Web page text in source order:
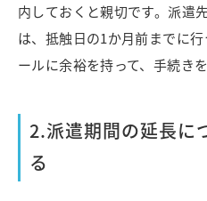
内しておくと親切です。 派遣
は、抵触日の1か月前までに
ールに余裕を持って、手続き
2.派遣期間の延長に
る